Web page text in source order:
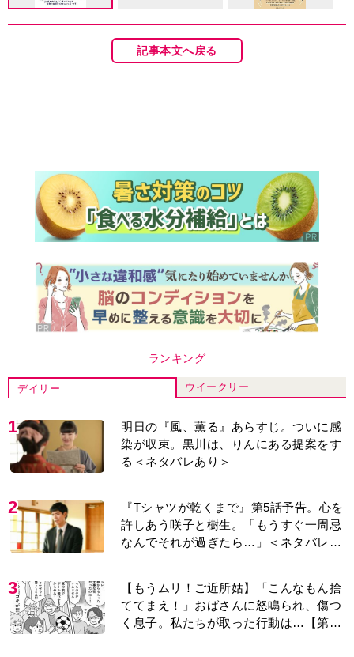
記事本文へ戻る
ランキング
デイリー ウイークリー
1
明日の『風、薫る』あらすじ。ついに感
染が収束。黒川は、りんにある提案をす
る＜ネタバレあり＞
2
『Tシャツが乾くまで』第5話予告。心を
許しあう咲子と樹生。「もうすぐ一周忌
なんでそれが過ぎたら…」＜ネタバレあ
3
【もうムリ！ご近所姑】「こんなもん捨
ててまえ！」おばさんに怒鳴られ、傷つ
く息子。私たちが取った行動は…【第3